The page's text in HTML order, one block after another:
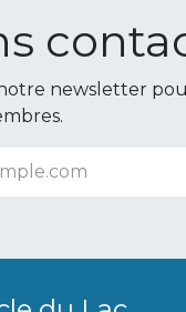
newsletter